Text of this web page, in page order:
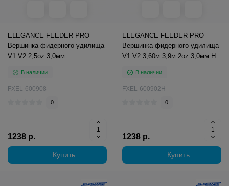
ELEGANCE FEEDER PRO
Вершинка фидерного удилища
V1 V2 2,5oz 3,0мм
В наличии
FXEL-600908
0
1238 р.
Купить
ELEGANCE FEEDER PRO
Вершинка фидерного удилища
V1 V2 3,60м 3,9м 2oz 3,0мм H
В наличии
FXEL-600902H
0
1238 р.
Купить